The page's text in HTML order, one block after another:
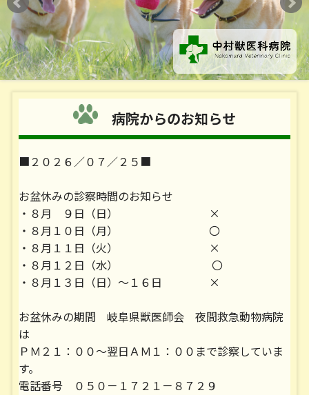
病院からのお知らせ
■２０２６／０７／２５■
お盆休みの診察時間のお知らせ
・８月 ９日（日） ×
・８月１０日（月） 〇
・８月１１日（火） ×
・８月１２日（水） 〇
・８月１３日（日）～１６日 ×
お盆休みの期間 岐阜県獣医師会 夜間救急動物病院
は
ＰＭ２１：００～翌日ＡＭ１：００まで診察していま
す。
電話番号 ０５０－１７２１－８７２９